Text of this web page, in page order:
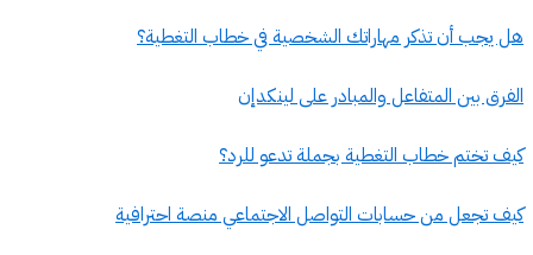
هل يجب أن تذكر مهاراتك الشخصية في خطاب التغطية؟
الفرق بين المتفاعل والمبادر على لينكدإن
كيف تختم خطاب التغطية بجملة تدعو للرد؟
كيف تجعل من حسابات التواصل الاجتماعي منصة احترافية